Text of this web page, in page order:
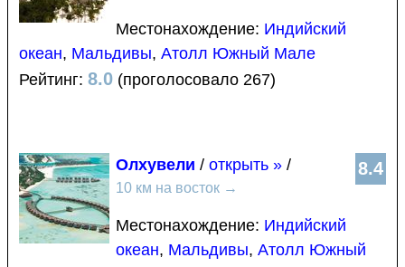
Местонахождение: Индийский
океан, Мальдивы, Атолл Южный Мале
Рейтинг: 8.0 (проголосовало 267)
8.4
Олхувели / открыть » /
10 км на восток →
Местонахождение: Индийский
океан, Мальдивы, Атолл Южный